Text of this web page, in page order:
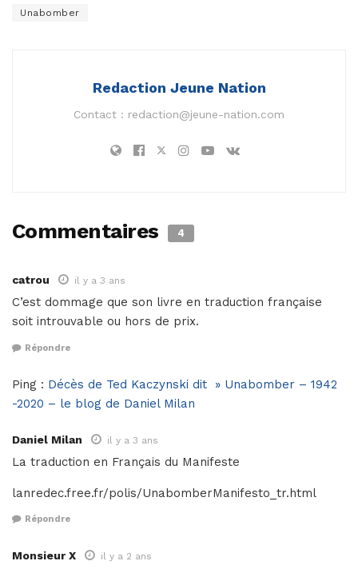
Unabomber
Redaction Jeune Nation
Contact : redaction@jeune-nation.com
Commentaires 4
catrou il y a 3 ans
C’est dommage que son livre en traduction française
soit introuvable ou hors de prix.
Répondre
Ping : Décès de Ted Kaczynski dit » Unabomber – 1942
-2020 – le blog de Daniel Milan
Daniel Milan il y a 3 ans
La traduction en Français du Manifeste
lanredec.free.fr/polis/UnabomberManifesto_tr.html
Répondre
Monsieur X il y a 2 ans